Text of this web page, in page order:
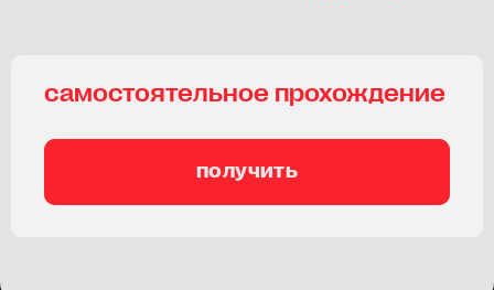
самостоятельное прохождение
получить